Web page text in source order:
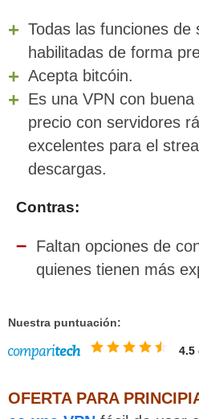
Todas las funciones de
habilitadas de forma
Acepta bitcóin.
Es una VPN con
precio con servidores
excelentes para el
descargas.
Contras:
Faltan opciones de
quienes tienen más
Nuestra puntuación:
4.5
OFERTA PARA